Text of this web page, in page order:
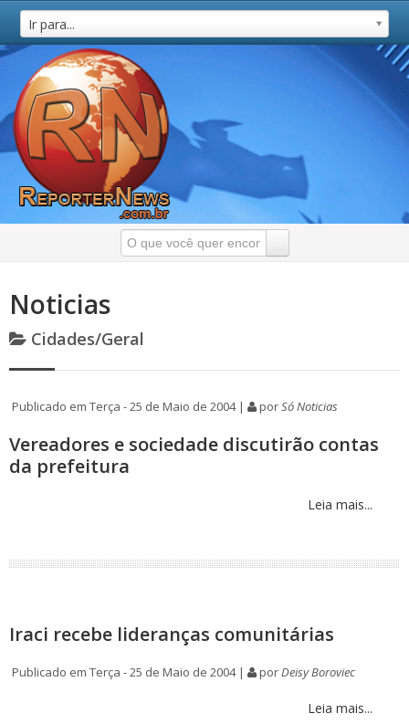
Ir para...
Noticias
Cidades/Geral
Publicado em Terça - 25 de Maio de 2004 | porSó Noticias
Vereadores e sociedade discutirão contas
da prefeitura
Leia mais...
Iraci recebe lideranças comunitárias
Publicado em Terça - 25 de Maio de 2004 | porDeisy Boroviec
Leia mais...